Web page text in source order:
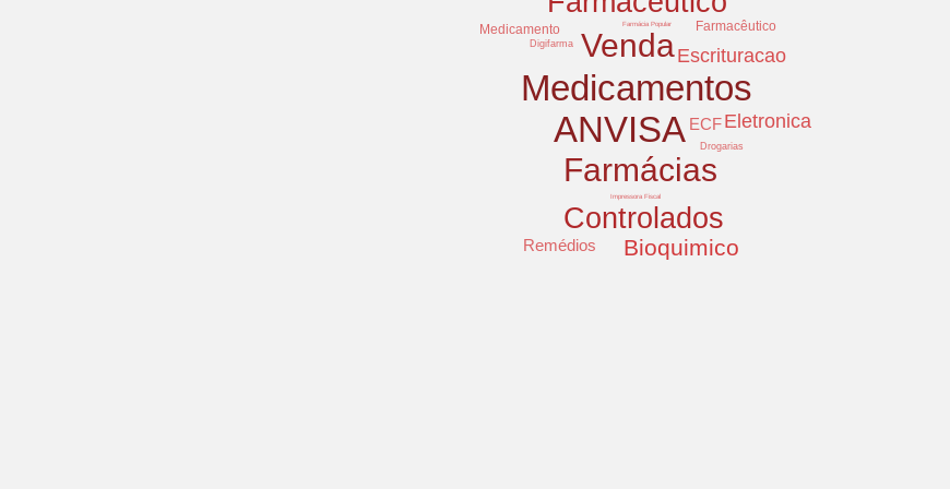
Medicamentos
ANVISA
Venda
Farmácias
Controlados
Bioquimico
Eletronica
Escrituracao
ECF
Remédios
Medicamento Farmacêutico
Digifarma
Drogarias
Farmácia Popular
Impressora Fiscal